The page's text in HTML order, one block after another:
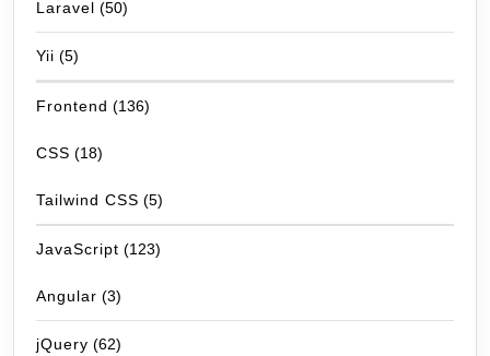
Laravel (50)
Yii (5)
Frontend (136)
CSS (18)
Tailwind CSS (5)
JavaScript (123)
Angular (3)
jQuery (62)